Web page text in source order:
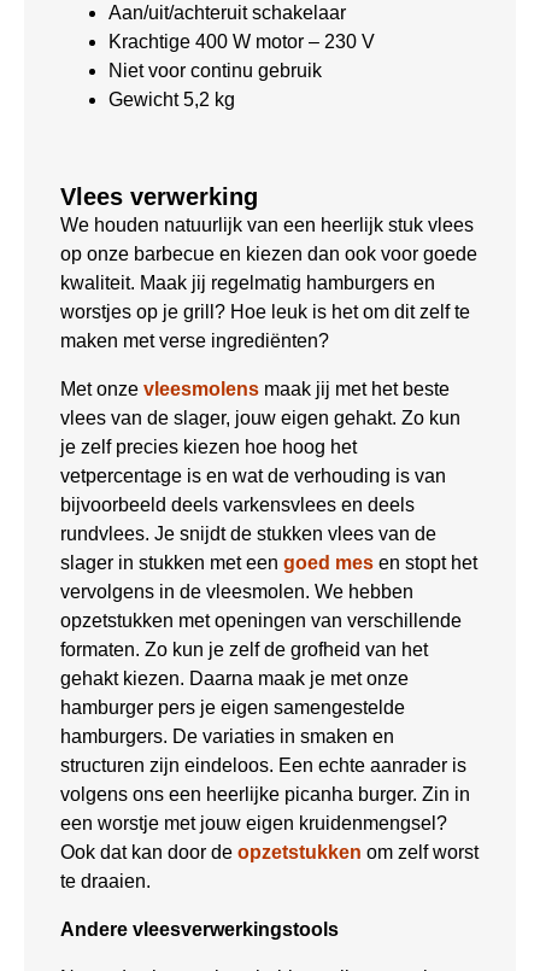
Aan/uit/achteruit schakelaar
Krachtige 400 W motor – 230 V
Niet voor continu gebruik
Gewicht 5,2 kg
Vlees verwerking
We houden natuurlijk van een heerlijk stuk vlees
op onze barbecue en kiezen dan ook voor goede
kwaliteit. Maak jij regelmatig hamburgers en
worstjes op je grill? Hoe leuk is het om dit zelf te
maken met verse ingrediënten?
Met onze vleesmolens maak jij met het beste
vlees van de slager, jouw eigen gehakt. Zo kun
je zelf precies kiezen hoe hoog het
vetpercentage is en wat de verhouding is van
bijvoorbeeld deels varkensvlees en deels
rundvlees. Je snijdt de stukken vlees van de
slager in stukken met een goed mes en stopt het
vervolgens in de vleesmolen. We hebben
opzetstukken met openingen van verschillende
formaten. Zo kun je zelf de grofheid van het
gehakt kiezen. Daarna maak je met onze
hamburger pers je eigen samengestelde
hamburgers. De variaties in smaken en
structuren zijn eindeloos. Een echte aanrader is
volgens ons een heerlijke picanha burger. Zin in
een worstje met jouw eigen kruidenmengsel?
Ook dat kan door de opzetstukken om zelf worst
te draaien.
Andere vleesverwerkingstools